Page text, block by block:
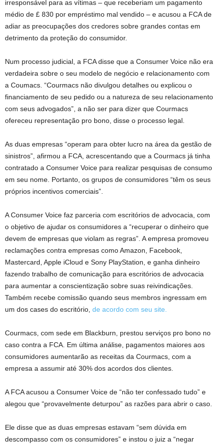
irresponsável para as vítimas – que receberiam um pagamento
médio de £ 830 por empréstimo mal vendido – e acusou a FCA de
adiar as preocupações dos credores sobre grandes contas em
detrimento da proteção do consumidor.
Num processo judicial, a FCA disse que a Consumer Voice não era
verdadeira sobre o seu modelo de negócio e relacionamento com
a Coumacs. “Courmacs não divulgou detalhes ou explicou o
financiamento de seu pedido ou a natureza de seu relacionamento
com seus advogados”, a não ser para dizer que Courmacs
ofereceu representação pro bono, disse o processo legal.
As duas empresas “operam para obter lucro na área da gestão de
sinistros”, afirmou a FCA, acrescentando que a Courmacs já tinha
contratado a Consumer Voice para realizar pesquisas de consumo
em seu nome. Portanto, os grupos de consumidores “têm os seus
próprios incentivos comerciais”.
A Consumer Voice faz parceria com escritórios de advocacia, com
o objetivo de ajudar os consumidores a “recuperar o dinheiro que
devem de empresas que violam as regras”. A empresa promoveu
reclamações contra empresas como Amazon, Facebook,
Mastercard, Apple iCloud e Sony PlayStation, e ganha dinheiro
fazendo trabalho de comunicação para escritórios de advocacia
para aumentar a conscientização sobre suas reivindicações.
Também recebe comissão quando seus membros ingressam em
um dos cases do escritório, de acordo com seu site.
Courmacs, com sede em Blackburn, prestou serviços pro bono no
caso contra a FCA. Em última análise, pagamentos maiores aos
consumidores aumentarão as receitas da Courmacs, com a
empresa a assumir até 30% dos acordos dos clientes.
A FCA acusou a Consumer Voice de “não ter confessado tudo” e
alegou que “provavelmente deturpou” as razões para abrir o caso.
Ele disse que as duas empresas estavam “sem dúvida em
descompasso com os consumidores” e instou o juiz a “negar